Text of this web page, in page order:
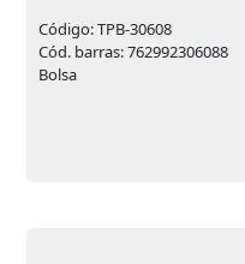
Código: TPB-30608
Cód. barras: 762992306088
Bolsa